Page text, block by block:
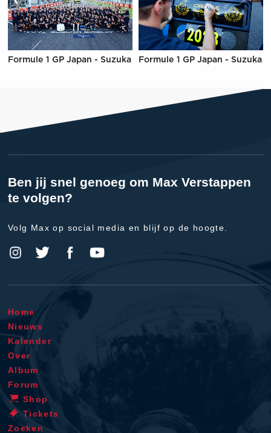
Formule 1 GP Japan - Suzuka Formule 1 GP Japan - Suzuka
Ben jij snel genoeg om Max Verstappen
te volgen?
Volg Max op social media en blijf op de hoogte.
Home
Nieuws
Kalender
Over
Album
Forum
Shop
Tickets
Zoeken